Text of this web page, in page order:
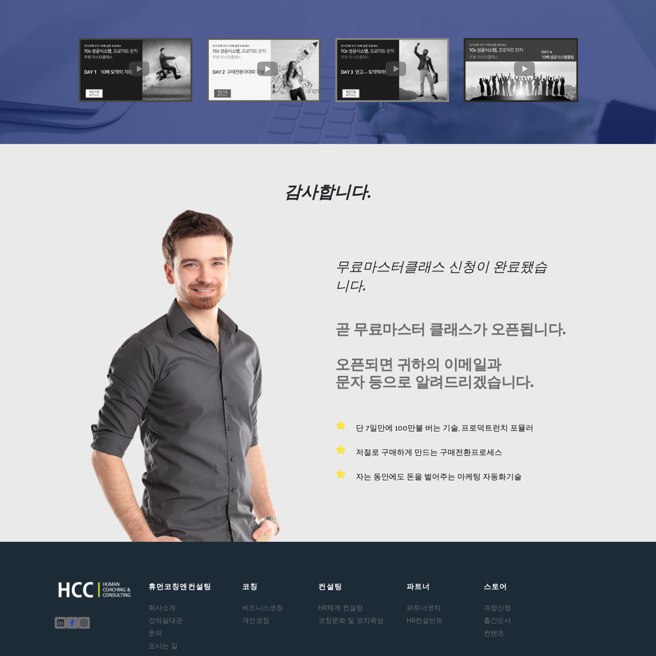
감사합니다.
무료마스터클래스 신청이 완료됐습
니다.
오픈되면 귀하의 이메일과
문자 등으로 알려드리겠습니다.
단 7일만에 100만불 버는 기술, 프로덕트런치 포뮬러
저절로 구매하게 만드는 구매전환프로세스
자는 동안에도 돈을 벌어주는 마케팅 자동화기술
휴먼코칭앤컨설팅
회사소개
강의실대관
문의
오시는 길
코칭
비즈니스코칭
개인코칭
컨설팅
HR체계 컨설팅
코칭문화 및 코치육성
파트너
파트너코치
HR컨설턴트
스토어
과정신청
출간도서
컨텐츠